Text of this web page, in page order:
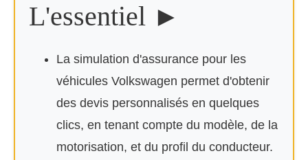
L'essentiel ►
La simulation d'assurance pour les
véhicules Volkswagen permet d'obtenir
des devis personnalisés en quelques
clics, en tenant compte du modèle, de la
motorisation, et du profil du conducteur.